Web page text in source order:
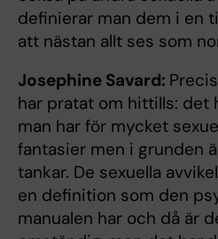
definierar man dem i en
att nästan allt ses som
Josephine Savard:
har pratat om hittills: det
man har för mycket
fantasier men i grunden
tankar. De sexuella
en definition som den
manualen har och då är